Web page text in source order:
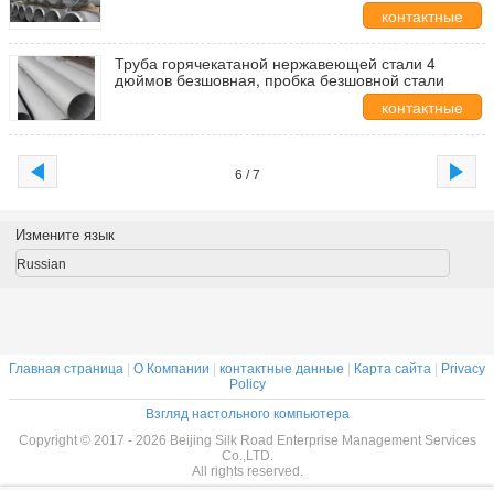
контактные
данные
Труба горячекатаной нержавеющей стали 4
дюймов безшовная, пробка безшовной стали
контактные
данные
6 / 7
Измените язык
Russian
Главная страница О Компании контактные данные Карта сайта
Privacy
Policy
Взгляд настольного компьютера
Copyright © 2017 - 2026 Beijing Silk Road Enterprise Management Services
Co.,LTD.
All rights reserved.